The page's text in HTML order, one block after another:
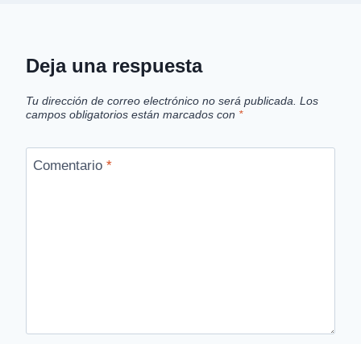
Deja una respuesta
Tu dirección de correo electrónico no será publicada. Los
campos obligatorios están marcados con *
Comentario *